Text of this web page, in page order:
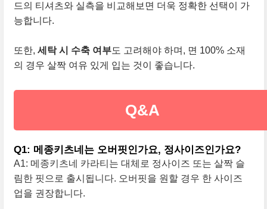
드의 티셔츠와 실측을 비교해보면 더욱 정확한 선택이 가
능합니다.
또한, 세탁 시 수축 여부도 고려해야 하며, 면 100% 소재
의 경우 살짝 여유 있게 입는 것이 좋습니다.
Q&A
Q1: 메종키츠네는 오버핏인가요, 정사이즈인가요?
A1: 메종키츠네 카라티는 대체로 정사이즈 또는 살짝 슬
림한 핏으로 출시됩니다. 오버핏을 원할 경우 한 사이즈
업을 권장합니다.